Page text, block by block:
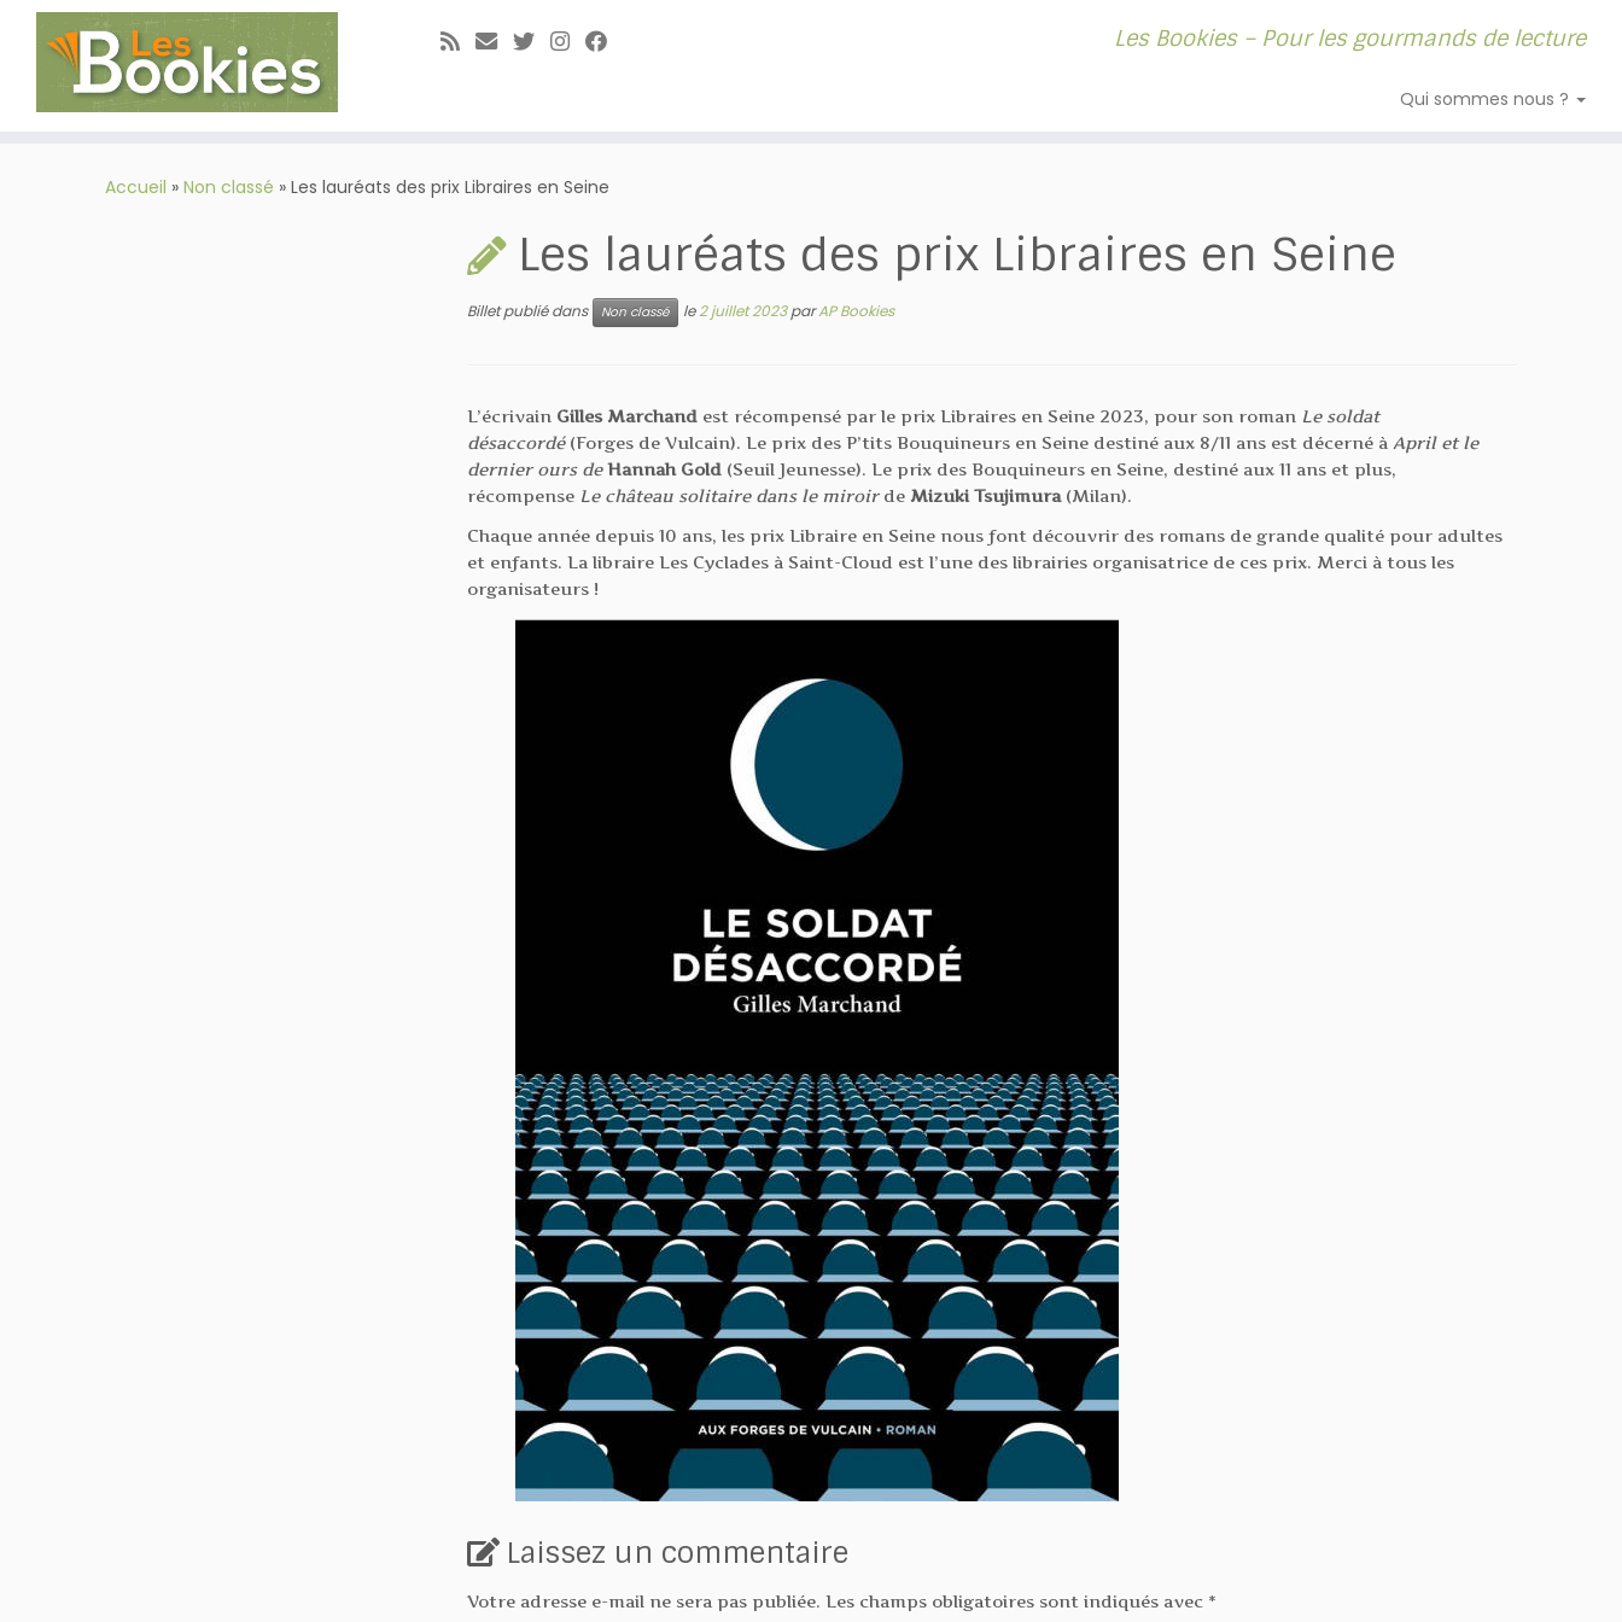
Les Bookies – Pour les gourmands de lecture
Qui sommes nous ?
Accueil » Non classé » Les lauréats des prix Libraires en Seine
Les lauréats des prix Libraires en Seine
Billet publié dans Non classé le2 juillet 2023 parAP Bookies
L’écrivain Gilles Marchand est récompensé par le prix Libraires en Seine 2023, pour son roman Le soldat
désaccordé(Forges de Vulcain). Le prix des P’tits Bouquineurs en Seine destiné aux 8/11 ans est décerné à April et le
dernier ours de Hannah Gold (Seuil Jeunesse). Le prix des Bouquineurs en Seine, destiné aux 11 ans et plus,
récompense Le château solitaire dans le miroirde Mizuki Tsujimura(Milan).
Chaque année depuis 10 ans, les prix Libraire en Seine nous font découvrir des romans de grande qualité pour adultes
et enfants. La libraire Les Cyclades à Saint-Cloud est l’une des librairies organisatrice de ces prix. Merci à tous les
organisateurs !
Laissez un commentaire
Votre adresse e-mail ne sera pas publiée. Les champs obligatoires sont indiqués avec *